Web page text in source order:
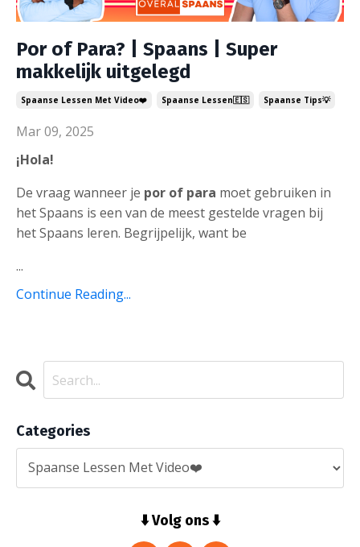
Por of Para? | Spaans | Super
makkelijk uitgelegd
Spaanse Lessen Met Video❤️ Spaanse Lessen🇪🇸 Spaanse Tips💡
Mar 09, 2025
¡Hola!
De vraag wanneer je por of para moet gebruiken in
het Spaans is een van de meest gestelde vragen bij
het Spaans leren. Begrijpelijk, want be
...
Continue Reading...
Categories
⬇️ Volg ons ⬇️